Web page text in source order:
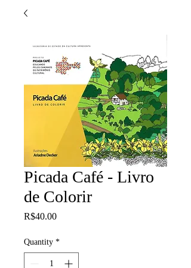
Picada Café - Livro
de Colorir
R$40.00Price
Quantity *